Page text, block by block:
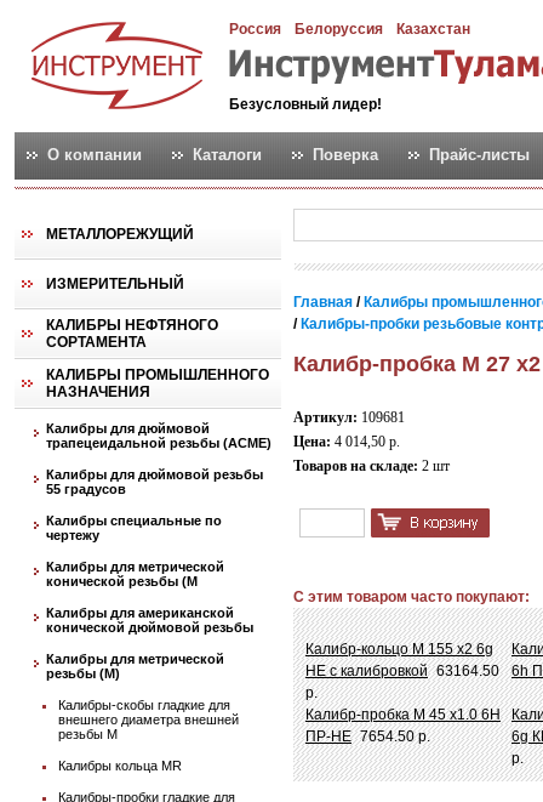
Россия Белоруссия Казахстан
Безусловный лидер!
О компании Каталоги Поверка Прайс-листы
МЕТАЛЛОРЕЖУЩИЙ
ИЗМЕРИТЕЛЬНЫЙ
КАЛИБРЫ НЕФТЯНОГО
СОРТАМЕНТА
КАЛИБРЫ ПРОМЫШЛЕННОГО
НАЗНАЧЕНИЯ
Калибры для дюймовой
трапецеидальной резьбы (АСМЕ)
Калибры для дюймовой резьбы
55 градусов
Калибры специальные по
чертежу
Калибры для метрической
конической резьбы (М
Калибры для американской
конической дюймовой резьбы
Калибры для метрической
резьбы (М)
Калибры-скобы гладкие для
внешнего диаметра внешней
резьбы М
Калибры кольца MR
Калибры-пробки гладкие для
Главная / Калибры
/ Калибры-пробки резьбовые
Калибр-пробка М 27
Артикул: 109681
Цена: 4 014,50 р.
Товаров на складе: 2 шт
С этим товаром часто покупают:
Калибр-кольцо М 155 х2 6g
НЕ с калибровкой 63164.50
р.
6h
Калибр-пробка М 45 х1.0 6Н
ПР-НЕ 7654.50 р.
6g
р.